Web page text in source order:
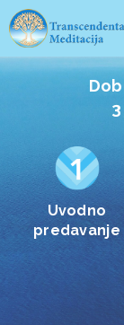
Uvodno
predavanje